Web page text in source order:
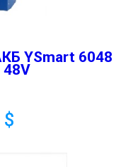
YSmart 6048
48V
$